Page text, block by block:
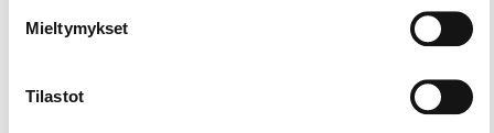
Mieltymykset
Tilastot
Kohteet ja aktiviteetit